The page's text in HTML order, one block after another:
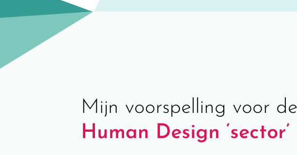
Mijn voorspelling voor de
Human Design ‘sector’